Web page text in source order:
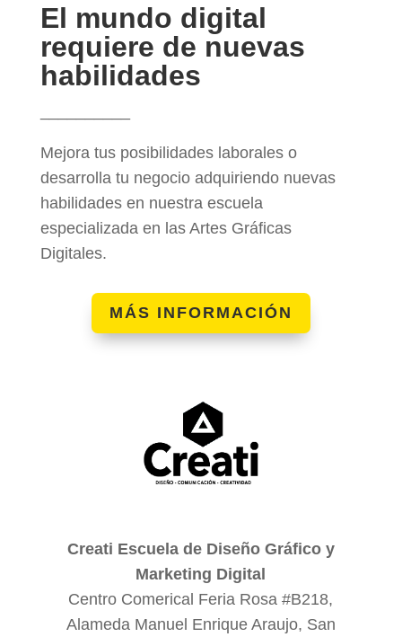
El mundo digital
requiere de nuevas
habilidades
Mejora tus posibilidades laborales o
desarrolla tu negocio adquiriendo nuevas
habilidades en nuestra escuela
especializada en las Artes Gráficas
Digitales.
MÁS INFORMACIÓN
Creati Escuela de Diseño Gráfico y
Marketing Digital
Centro Comerical Feria Rosa #B218,
Alameda Manuel Enrique Araujo, San